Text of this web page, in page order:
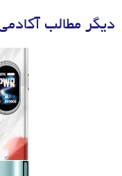
دیگر مطالب
ویپرسو اکسراس 6 نقد و بررسی
جامع